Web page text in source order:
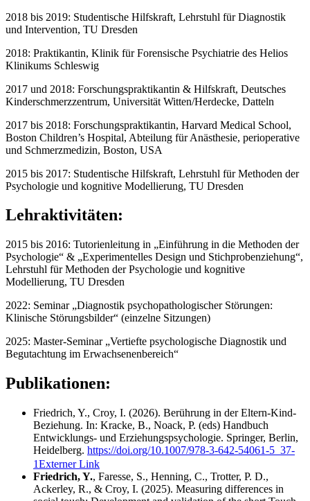
2018 bis 2019: Studentische Hilfskraft, Lehrstuhl für Diagnostik
und Intervention, TU Dresden
2018: Praktikantin, Klinik für Forensische Psychiatrie des Helios
Klinikums Schleswig
2017 und 2018: Forschungspraktikantin & Hilfskraft, Deutsches
Kinderschmerzzentrum, Universität Witten/Herdecke, Datteln
2017 bis 2018: Forschungspraktikantin, Harvard Medical School,
Boston Children’s Hospital, Abteilung für Anästhesie, perioperative
und Schmerzmedizin, Boston, USA
2015 bis 2017: Studentische Hilfskraft, Lehrstuhl für Methoden der
Psychologie und kognitive Modellierung, TU Dresden
Lehraktivitäten:
2015 bis 2016: Tutorienleitung in „Einführung in die Methoden der
Psychologie“ & „Experimentelles Design und Stichprobenziehung“,
Lehrstuhl für Methoden der Psychologie und kognitive
Modellierung, TU Dresden
2022: Seminar „Diagnostik psychopathologischer Störungen:
Klinische Störungsbilder“ (einzelne Sitzungen)
2025: Master-Seminar „Vertiefte psychologische Diagnostik und
Begutachtung im Erwachsenenbereich“
Publikationen:
Friedrich, Y., Croy, I. (2026). Berührung in der Eltern-Kind-
Beziehung. In: Kracke, B., Noack, P. (eds) Handbuch
Entwicklungs- und Erziehungspsychologie. Springer, Berlin,
Heidelberg. https://doi.org/10.1007/978-3-642-54061-5_37-
1Externer Link
Friedrich, Y., Faresse, S., Henning, C., Trotter, P. D.,
Ackerley, R., & Croy, I. (2025). Measuring differences in